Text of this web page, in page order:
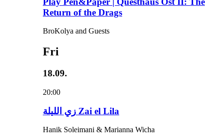
Return of the Drags
BroKolya and Guests
Fri
18.09.
20:00
زي‌ اللیلة Zai el Lila
Hanik Soleimani & Marianna Wicha